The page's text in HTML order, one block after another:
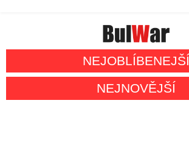
NEJOBLÍBENEJŠÍ
NEJNOVĚJŠÍ